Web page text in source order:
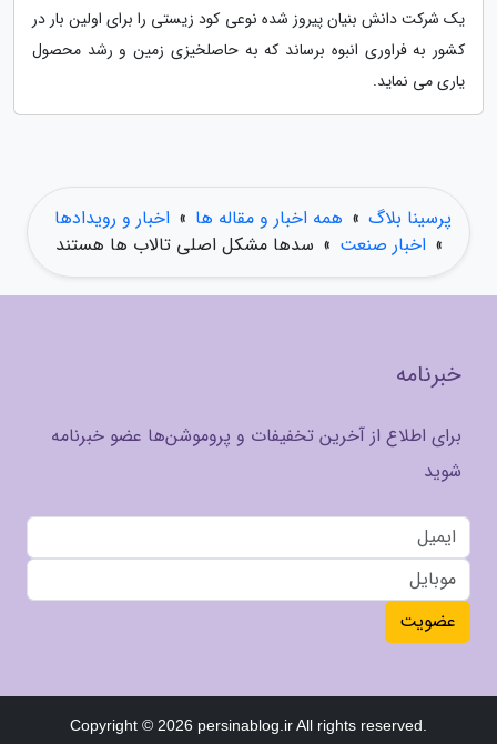
یک شرکت دانش بنیان پیروز شده نوعی کود زیستی را برای اولین بار در
کشور به فراوری انبوه برساند که به حاصلخیزی زمین و رشد محصول
یاری می نماید.
پرسینا بلاگ » همه اخبار و مقاله ها » اخبار و رویدادها
» اخبار صنعت » سدها مشکل اصلی تالاب ها هستند
خبرنامه
برای اطلاع از آخرین تخفیفات و پروموشن‌ها عضو خبرنامه
شوید
عضویت
Copyright © 2026 persinablog.ir All rights reserved.